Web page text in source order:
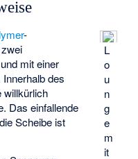
L
o
u
n
g
e
m
it
-
mit einer
des
willkürlich
Das einfallende
Scheibe ist